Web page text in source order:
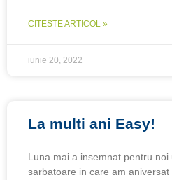
CITESTE ARTICOL »
iunie 20, 2022
La multi ani Easy!
Luna mai a insemnat pentru noi
sarbatoare in care am